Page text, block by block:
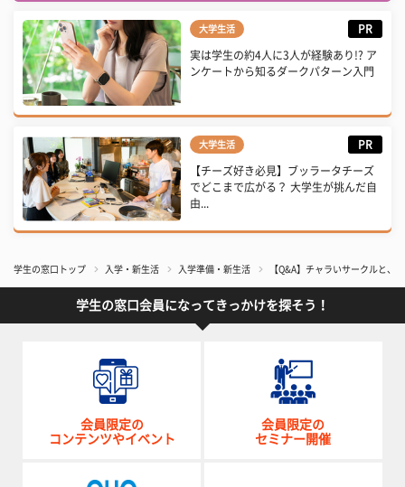
大学生活 PR
実は学生の約4人に3人が経験あり!? ア
ンケートから知るダークパターン入門
大学生活 PR
【チーズ好き必見】ブッラータチーズ
でどこまで広がる？ 大学生が挑んだ自
由...
学生の窓口トップ 入学・新生活 入学準備・新生活 【Q&A】チャラいサークルと、
学生の窓口会員になってきっかけを探そう！
会員限定の
コンテンツやイベント
会員限定の
セミナー開催